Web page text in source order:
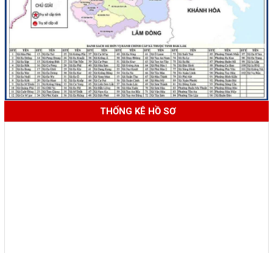
THỐNG KÊ HỒ SƠ